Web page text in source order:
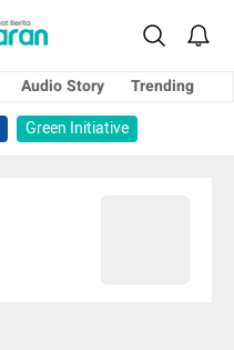
Audio Story
Trending
Green Initiative